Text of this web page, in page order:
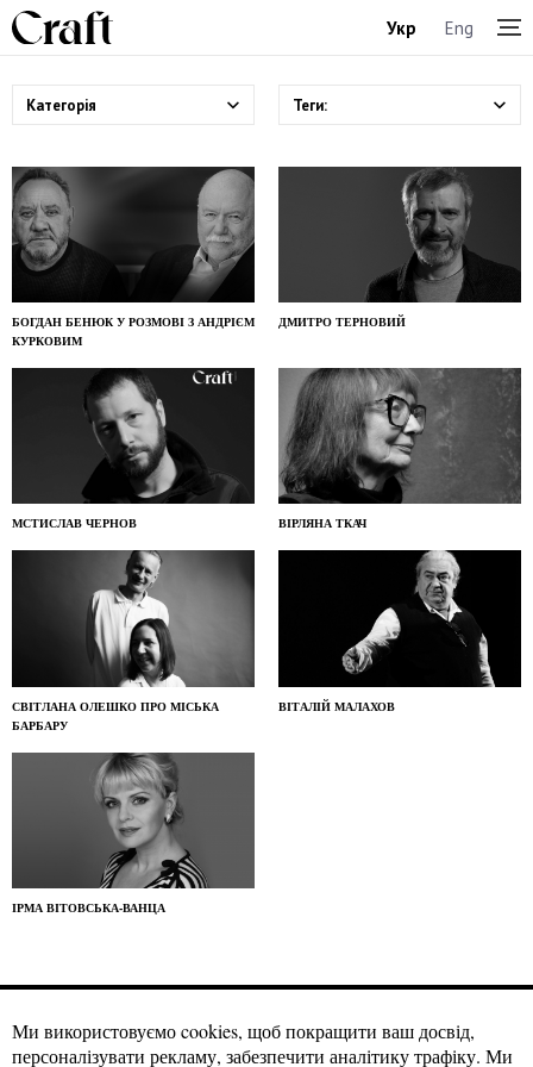
Укр Eng
Категорія Теги:
БОГДАН БЕНЮК У РОЗМОВІ З АНДРІЄМ
КУРКОВИМ
ДМИТРО ТЕРНОВИЙ
МСТИСЛАВ ЧЕРНОВ ВІРЛЯНА ТКАЧ
СВІТЛАНА ОЛЕШКО ПРО МІСЬКА
БАРБАРУ
ВІТАЛІЙ МАЛАХОВ
ІРМА ВІТОВСЬКА-ВАНЦА
Матеріали craftmagazine.net можна використовувати за вільною
Ми використовуємо cookies, щоб покращити ваш досвід,
персоналізувати рекламу, забезпечити аналітику трафіку. Ми